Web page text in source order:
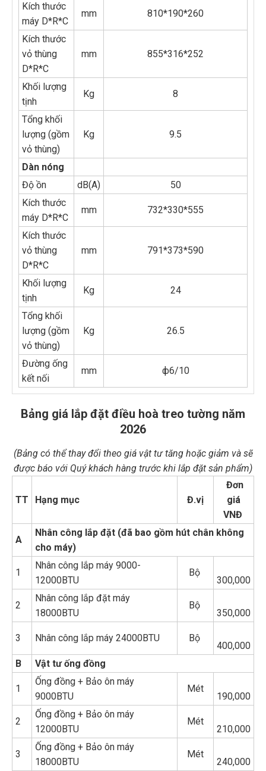
Kích thước
máy D*R*C
mm 810*190*260
Kích thước
vỏ thùng
D*R*C
mm 855*316*252
Khối lượng
tịnh
Kg 8
Tổng khối
lượng (gồm
vỏ thùng)
Kg 9.5
Dàn nóng
Độ ồn
dB(A)
50
Kích thước
máy D*R*C
mm 732*330*555
Kích thước
vỏ thùng
D*R*C
mm 791*373*590
Khối lượng
tịnh
Kg 24
Tổng khối
lượng (gồm
vỏ thùng)
Kg 26.5
Đường ống
kết nối
mm ф6/10
Bảng giá lắp đặt điều hoà treo tường năm
2026
(Bảng có thể thay đổi theo giá vật tư tăng hoặc giảm và sẽ
được báo với Quý khách hàng trước khi lắp đặt sản phẩm)
TT Hạng mục Đ.vị
Đơn
giá
VNĐ
A
Nhân công lắp đặt (đã bao gồm hút chân không
cho máy)
1
Nhân công lắp máy 9000-
12000BTU
Bộ
300,000
2
Nhân công lắp đặt máy
18000BTU
Bộ
350,000
3 Nhân công lắp máy 24000BTU Bộ
400,000
B
Vật tư ống đồng
1
Ống đồng + Bảo ôn máy
9000BTU
Mét
190,000
2
Ống đồng + Bảo ôn máy
12000BTU
Mét
210,000
3
Ống đồng + Bảo ôn máy
18000BTU
Mét
240,000